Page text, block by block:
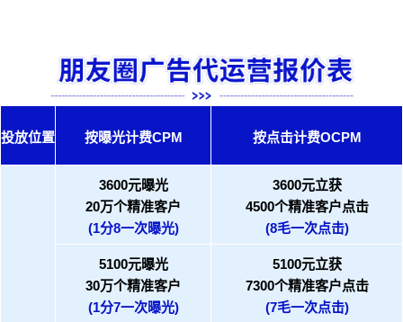
投放位置 按曝光计费CPM 按点击计费OCPM
3600元曝光
20万个精准客户
(1分8一次曝光)
3600元立获
4500个精准客户点击
(8毛一次点击)
5100元曝光
30万个精准客户
(1分7一次曝光)
5100元立获
7300个精准客户点击
(7毛一次点击)